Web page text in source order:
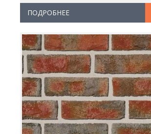
ПОДРОБНЕЕ